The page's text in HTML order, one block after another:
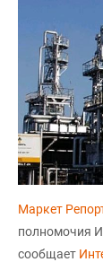
Маркет
полномочия
сообщает